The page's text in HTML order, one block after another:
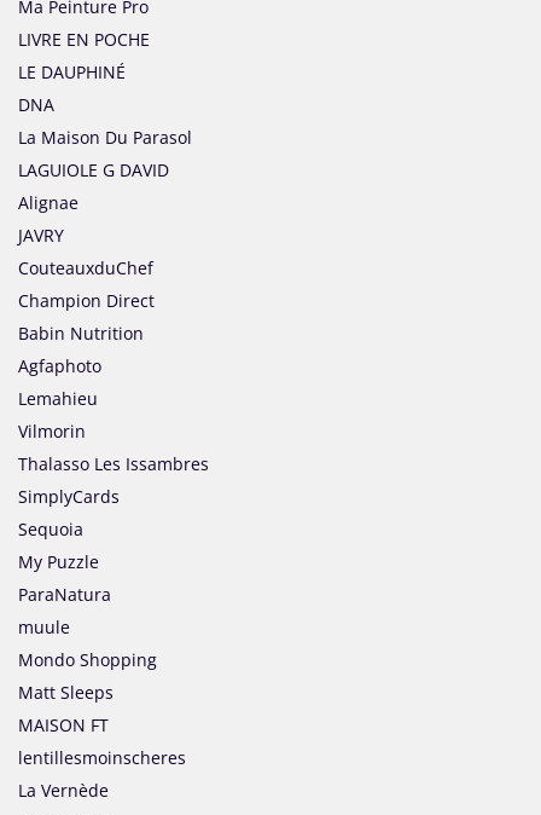
Ma Peinture Pro
LIVRE EN POCHE
LE DAUPHINÉ
DNA
La Maison Du Parasol
LAGUIOLE G DAVID
Alignae
JAVRY
CouteauxduChef
Champion Direct
Babin Nutrition
Agfaphoto
Lemahieu
Vilmorin
Thalasso Les Issambres
SimplyCards
Sequoia
My Puzzle
ParaNatura
muule
Mondo Shopping
Matt Sleeps
MAISON FT
lentillesmoinscheres
La Vernède